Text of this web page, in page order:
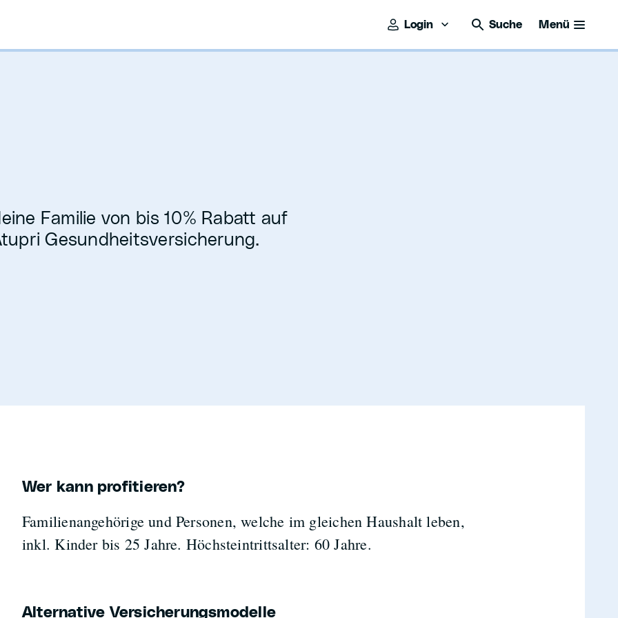
Login Suche Menü
Familie von bis 10% Rabatt auf
Gesundheitsversicherung.
Wer kann profitieren?
Familienangehörige und Personen, welche im gleichen Haushalt leben,
inkl. Kinder bis 25 Jahre. Höchsteintrittsalter: 60 Jahre.
Alternative Versicherungsmodelle